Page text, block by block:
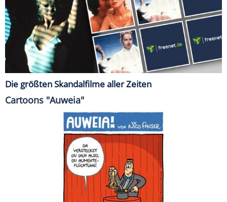
Die größten Skandalfilme aller Zeiten
Cartoons "Auweia"